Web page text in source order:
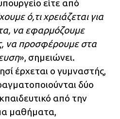
είτε από
ό,τι χρειάζεται για
να εφαρμόζουμε
να προσφέρουμε στα
», σημειώνει.
έρχεται ο γυμναστής,
δύο
από την
μαθήματα,